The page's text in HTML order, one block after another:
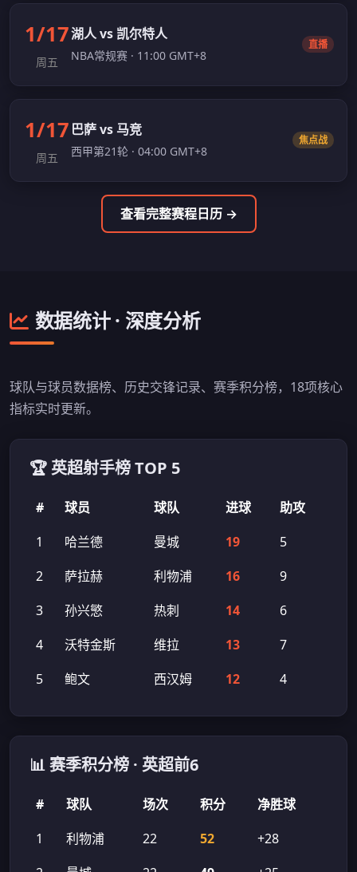
1/17
周五
湖人 vs 凯尔特人
NBA常规赛 · 11:00 GMT+8
直播
1/17
周五
巴萨 vs 马竞
西甲第21轮 · 04:00 GMT+8
焦点战
查看完整赛程日历 →
数据统计 · 深度分析
球队与球员数据榜、历史交锋记录、赛季积分榜，18项核心
指标实时更新。
🏆 英超射手榜 TOP 5
# 球员 球队 进球
助攻
1
哈兰德 曼城 19
5
2
萨拉赫 利物浦 16
9
3
孙兴慜 热刺 14
6
4
沃特金斯 维拉 13
7
5
鲍文 西汉姆 12 4
📊 赛季积分榜 · 英超前6
# 球队 场次 积分
净胜球
1
利物浦 22 52
+28